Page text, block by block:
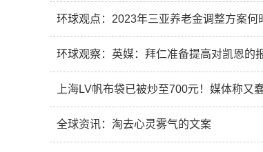
环球观点：2023年三亚养老金调整方案何
环球观察：英媒：拜仁准备提高对凯恩的
上海LV帆布袋已被炒至700元！媒体称又
全球资讯：淘去心灵雾气的文案